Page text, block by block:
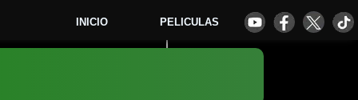
INICIO PELICULAS